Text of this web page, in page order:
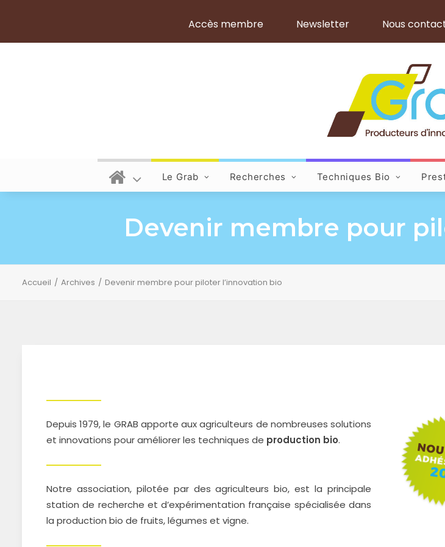
Accès membre Newsletter Nous
Le Grab Recherches Techniques Bio
Devenir membre pour
Accueil Archives Devenir membre pour piloter l’innovation bio
Depuis 1979, le GRAB apporte aux agriculteurs de nombreuses solutions
et innovations pour améliorer les techniques de production bio.
Notre association, pilotée par des agriculteurs bio, est la principale
station de recherche et d’expérimentation française spécialisée dans
la production bio de fruits, légumes et vigne.